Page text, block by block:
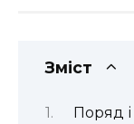
Зміст
Поряд